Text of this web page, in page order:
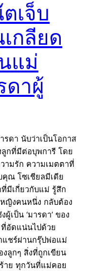
เจ็บ
กลียด
แม่
ดาผู้
รดา นับว่าเป็นโอกาส
กที่มีต่อบุพการี โดย
ามรัก ความเมตตาที่
ณ โซเชียลมีเดีย
มีเกี่ยวกับแม่ รู้สึก
ญิงคนหนึ่ง กลับต้อง
เป็น ‘มารดา’ ของ
อัดแน่นไปด้วย
ชร์ผ่านกรุ๊ปพ่อแม่
งลูกๆ สิ่งที่ถูกเขียน
าย ทุกวันที่แม่คอย